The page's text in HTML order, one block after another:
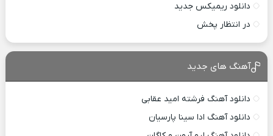
دانلود ریمیکس جدید
در انتظار پخش
آهنگ های جدید
دانلود آهنگ فرشته امید عقابی
دانلود آهنگ ادا سینا پارسیان